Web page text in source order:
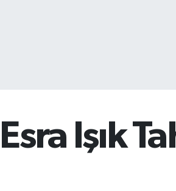
Işık